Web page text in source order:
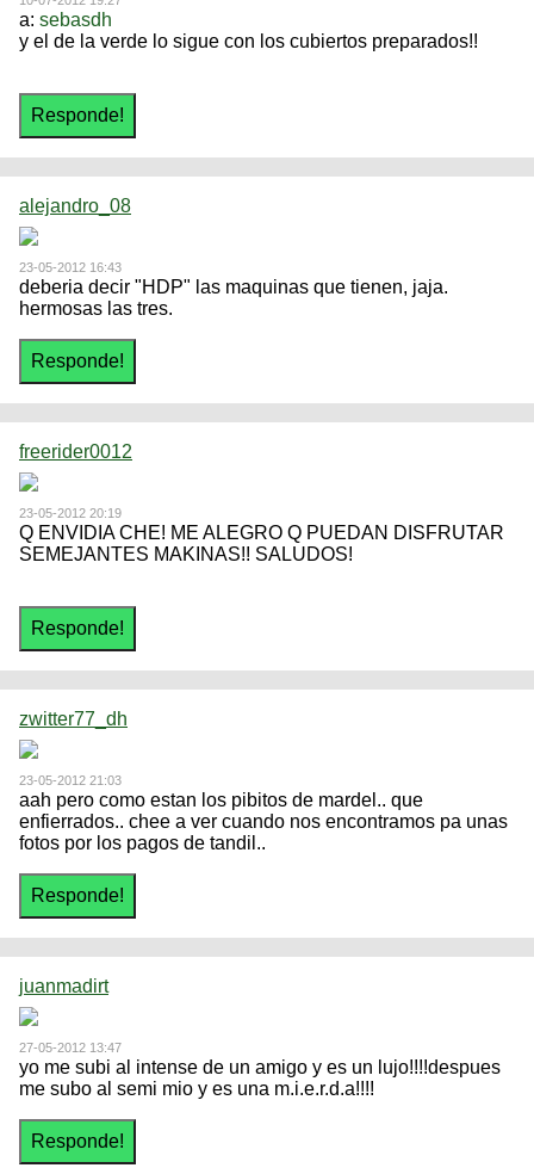
a: sebasdh
y el de la verde lo sigue con los cubiertos preparados!!
alejandro_08
23-05-2012 16:43
deberia decir "HDP" las maquinas que tienen, jaja.
hermosas las tres.
freerider0012
23-05-2012 20:19
Q ENVIDIA CHE! ME ALEGRO Q PUEDAN DISFRUTAR
SEMEJANTES MAKINAS!! SALUDOS!
zwitter77_dh
23-05-2012 21:03
aah pero como estan los pibitos de mardel.. que
enfierrados.. chee a ver cuando nos encontramos pa unas
fotos por los pagos de tandil..
juanmadirt
27-05-2012 13:47
yo me subi al intense de un amigo y es un lujo!!!!despues
me subo al semi mio y es una m.i.e.r.d.a!!!!